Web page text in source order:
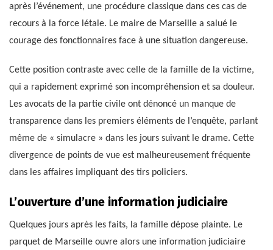
après l’événement, une procédure classique dans ces cas de
recours à la force létale. Le maire de Marseille a salué le
courage des fonctionnaires face à une situation dangereuse.
Cette position contraste avec celle de la famille de la victime,
qui a rapidement exprimé son incompréhension et sa douleur.
Les avocats de la partie civile ont dénoncé un manque de
transparence dans les premiers éléments de l’enquête, parlant
même de « simulacre » dans les jours suivant le drame. Cette
divergence de points de vue est malheureusement fréquente
dans les affaires impliquant des tirs policiers.
L’ouverture d’une information judiciaire
Quelques jours après les faits, la famille dépose plainte. Le
parquet de Marseille ouvre alors une information judiciaire